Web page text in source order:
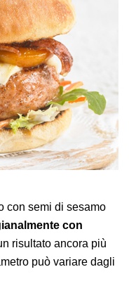
con semi di sesamo
con
risultato ancora più
può variare dagli